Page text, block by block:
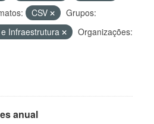
CSV
Grupos:
Infraestrutura
Organizações:
anual